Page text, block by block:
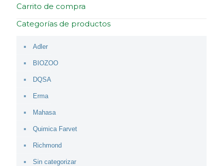
Carrito de compra
Categorías de productos
Adler
BIOZOO
DQSA
Erma
Mahasa
Quimica Farvet
Richmond
Sin categorizar